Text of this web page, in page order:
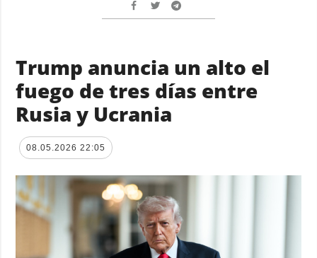
Trump anuncia un alto el
fuego de tres días entre
Rusia y Ucrania
08.05.2026 22:05